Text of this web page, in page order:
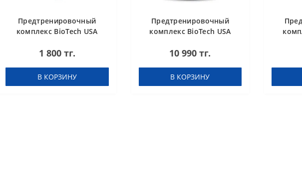
Предтренировочный
комплекс BioTech USA
25ml
1 800 тг.
В КОРЗИНУ
Предтренировочный
комплекс BioTech USA
10 990 тг.
В КОРЗИНУ